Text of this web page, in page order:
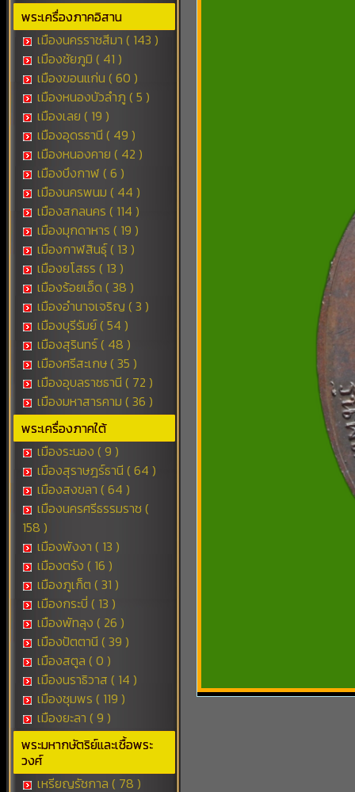
พระเครื่องภาคอิสาน
เมืองนครราชสีมา ( 143 )
เมืองชัยภูมิ ( 41 )
เมืองขอนแก่น ( 60 )
เมืองหนองบัวลำภู ( 5 )
เมืองเลย ( 19 )
เมืองอุดรธานี ( 49 )
เมืองหนองคาย ( 42 )
เมืองบึงกาฬ ( 6 )
เมืองนครพนม ( 44 )
เมืองสกลนคร ( 114 )
เมืองมุกดาหาร ( 19 )
เมืองกาฬสินธุ์ ( 13 )
เมืองยโสธร ( 13 )
เมืองร้อยเอ็ด ( 38 )
เมืองอำนาจเจริญ ( 3 )
เมืองบุรีรัมย์ ( 54 )
เมืองสุรินทร์ ( 48 )
เมืองศรีสะเกษ ( 35 )
เมืองอุบลราชธานี ( 72 )
เมืองมหาสารคาม ( 36 )
พระเครื่องภาคใต้
เมืองระนอง ( 9 )
เมืองสุราษฎร์ธานี ( 64 )
เมืองสงขลา ( 64 )
เมืองนครศรีธรรมราช (
158 )
เมืองพังงา ( 13 )
เมืองตรัง ( 16 )
เมืองภูเก็ต ( 31 )
เมืองกระบี่ ( 13 )
เมืองพัทลุง ( 26 )
เมืองปัตตานี ( 39 )
เมืองสตูล ( 0 )
เมืองนราธิวาส ( 14 )
เมืองชุมพร ( 119 )
เมืองยะลา ( 9 )
พระมหากษัตริย์และเชื้อพระ
วงศ์
เหรียญรัชกาล ( 78 )